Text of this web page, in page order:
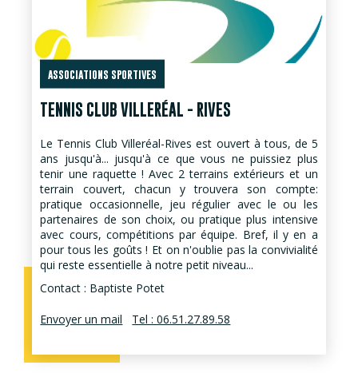
ASSOCIATIONS SPORTIVES
TENNIS CLUB VILLERÉAL - RIVES
Le Tennis Club Villeréal-Rives est ouvert à tous, de 5
ans jusqu'à... jusqu'à ce que vous ne puissiez plus
tenir une raquette ! Avec 2 terrains extérieurs et un
terrain couvert, chacun y trouvera son compte:
pratique occasionnelle, jeu régulier avec le ou les
partenaires de son choix, ou pratique plus intensive
avec cours, compétitions par équipe. Bref, il y en a
pour tous les goûts ! Et on n'oublie pas la convivialité
qui reste essentielle à notre petit niveau...
Contact : Baptiste Potet
Envoyer un mail Tel : 06.51.27.89.58